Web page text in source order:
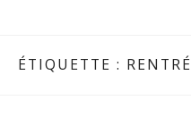
ÉTIQUETTE :